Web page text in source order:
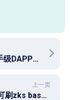
下轮牛市前思考：基础设施有了，杀手级DAPP在哪？
上一页
10刀交互 Layerzero 26条链 同时可刷zks base linea zkevm等 低成本多空投教程